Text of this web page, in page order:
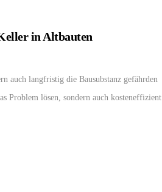
in Altbauten
auch langfristig die Bausubstanz gefährden
Problem lösen, sondern auch kosteneffizient